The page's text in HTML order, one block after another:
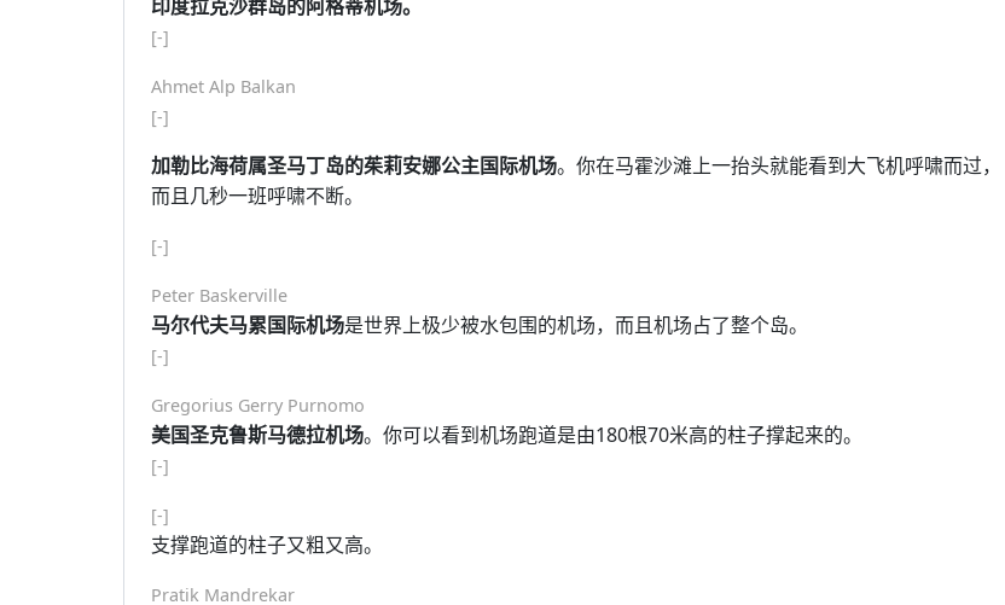
印度拉克沙群岛的阿格蒂机场。
[-]
Ahmet Alp Balkan
[-]
加勒比海荷属圣马丁岛的茱莉安娜公主国际机场。你在马霍沙滩上一抬头就能看到大飞机呼啸而过，
而且几秒一班呼啸不断。
[-]
Peter Baskerville
马尔代夫马累国际机场是世界上极少被水包围的机场，而且机场占了整个岛。
[-]
Gregorius Gerry Purnomo
美国圣克鲁斯马德拉机场。你可以看到机场跑道是由180根70米高的柱子撑起来的。
[-]
[-]
支撑跑道的柱子又粗又高。
Pratik Mandrekar